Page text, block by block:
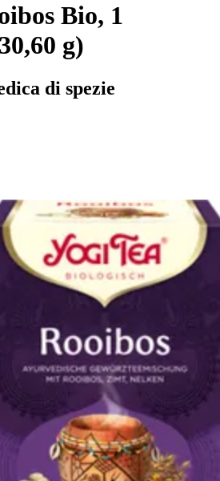
Bio, 1
g)
di spezie